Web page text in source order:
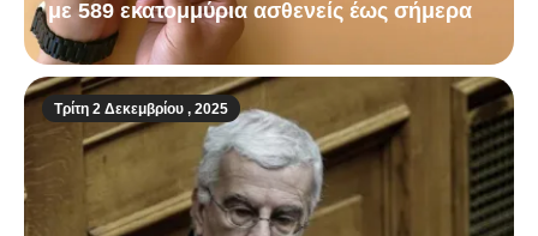
με 589 εκατομμύρια ασθενείς έως σήμερα
Τρίτη 2 Δεκεμβρίου , 2025